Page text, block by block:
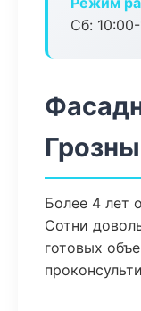
Сб:
Более 4 лет
Сотни
готовых